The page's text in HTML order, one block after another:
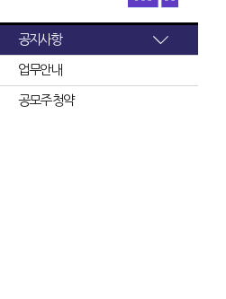
공지사항
업무안내
공모주 청약